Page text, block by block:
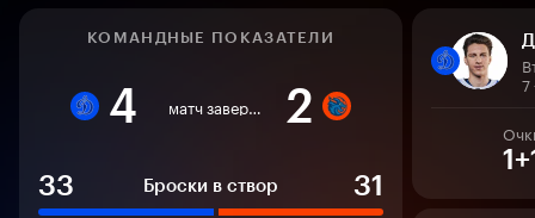
КОМАНДНЫЕ ПОКАЗАТЕЛИ
4 матч завершен 2
33 Броски в створ
31
7